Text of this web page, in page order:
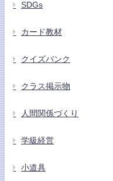
SDGs
カード教材
クイズバンク
クラス掲示物
人間関係づくり
学級経営
小道具